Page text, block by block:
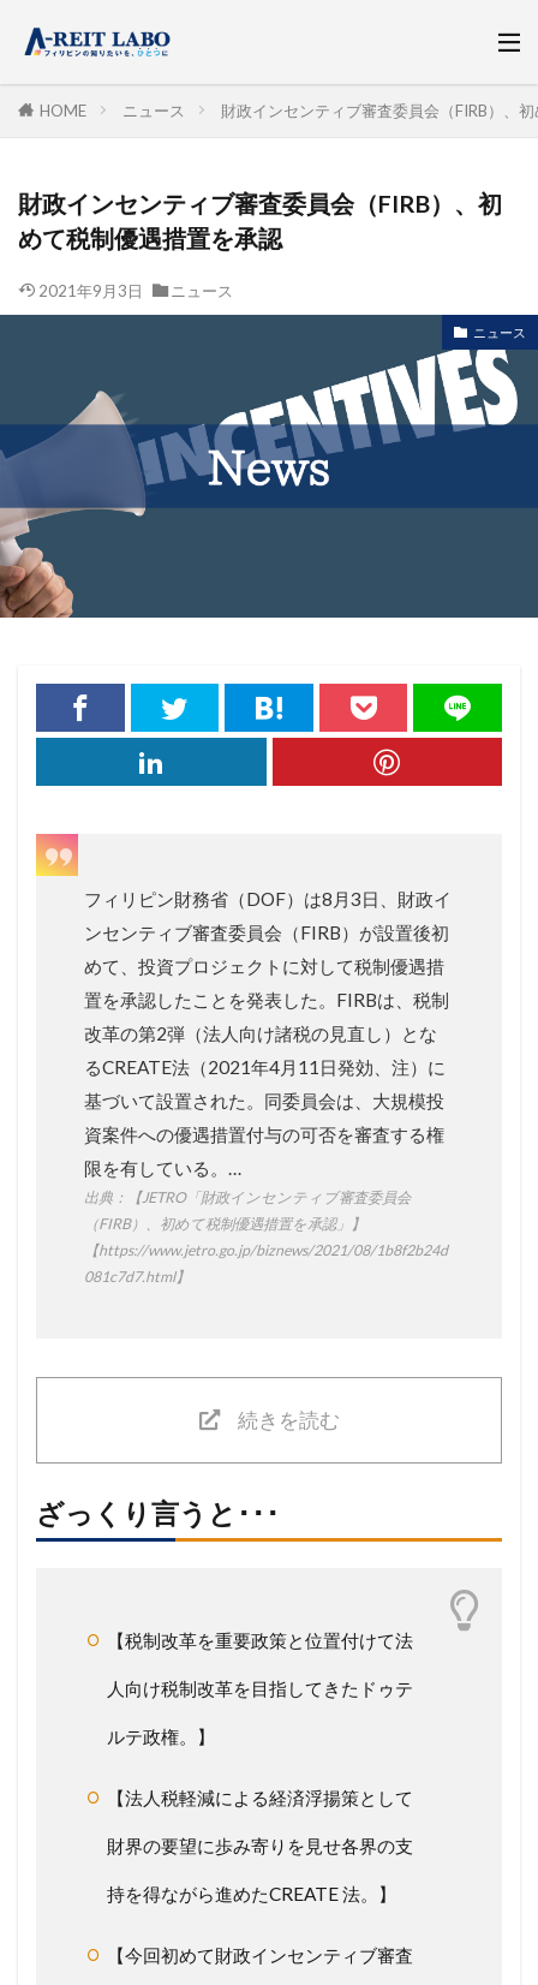
HOME ニュース 財政インセンティブ審査委員会（FIRB）、
財政インセンティブ審査委員会（FIRB）、初
めて税制優遇措置を承認
2021年9月3日 ニュース
ニュース
フィリピン財務省（DOF）は8月3日、財政イ
ンセンティブ審査委員会（FIRB）が設置後初
めて、投資プロジェクトに対して税制優遇措
置を承認したことを発表した。FIRBは、税制
改革の第2弾（法人向け諸税の見直し）とな
るCREATE法（2021年4月11日発効、注）に
基づいて設置された。同委員会は、大規模投
資案件への優遇措置付与の可否を審査する権
限を有している。…
出典：【JETRO「財政インセンティブ審査委員会
（FIRB）、初めて税制優遇措置を承認」】
【https://www.jetro.go.jp/biznews/2021/08/1b8f2b24d
081c7d7.html】
続きを読む
ざっくり言うと･･･
【税制改革を重要政策と位置付けて法
人向け税制改革を目指してきたドゥテ
ルテ政権。】
【法人税軽減による経済浮揚策として
財界の要望に歩み寄りを見せ各界の支
持を得ながら進めたCREATE 法。】
【今回初めて財政インセンティブ審査